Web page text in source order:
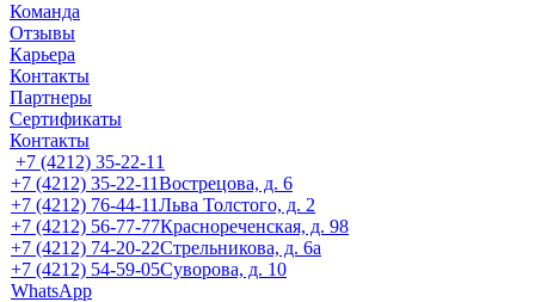
Команда
Отзывы
Карьера
Контакты
Партнеры
Сертификаты
Контакты
+7 (4212) 35-22-11
+7 (4212) 35-22-11Вострецова, д. 6
+7 (4212) 76-44-11Льва Толстого, д. 2
+7 (4212) 56-77-77Краснореченская, д. 98
+7 (4212) 74-20-22Стрельникова, д. 6а
+7 (4212) 54-59-05Суворова, д. 10
WhatsApp